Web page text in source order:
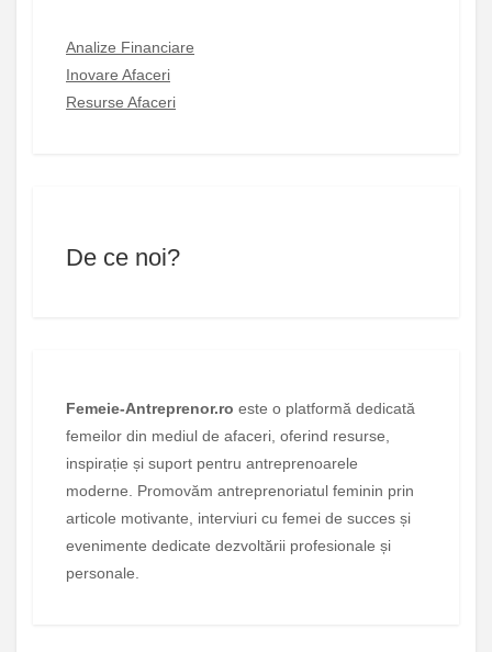
Analize Financiare
Inovare Afaceri
Resurse Afaceri
De ce noi?
Femeie-Antreprenor.ro este o platformă dedicată
femeilor din mediul de afaceri, oferind resurse,
inspirație și suport pentru antreprenoarele
moderne. Promovăm antreprenoriatul feminin prin
articole motivante, interviuri cu femei de succes și
evenimente dedicate dezvoltării profesionale și
personale.